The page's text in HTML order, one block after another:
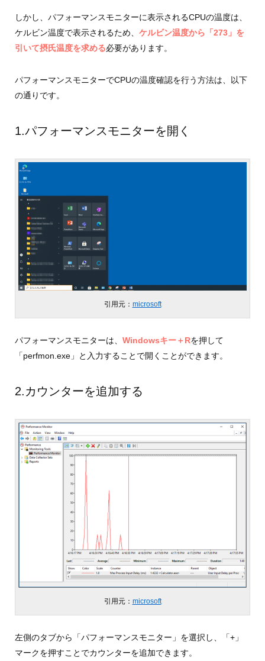
しかし、パフォーマンスモニターに表示されるCPUの温度は、
ケルビン温度で表示されるため、 ケルビン温度から「273」を
引いて摂氏温度を求める必要があります。
パフォーマンスモニターでCPUの温度確認を行う方法は、以下
の通りです。
1.パフォーマンスモニターを開く
引用元： microsoft
パフォーマンスモニターは、 Windowsキー＋Rを押して
「perfmon.exe」と入力することで開くことができます。
2.カウンターを追加する
引用元： microsoft
左側のタブから「パフォーマンスモニター」を選択し、「+」
マークを押すことでカウンターを追加できます。